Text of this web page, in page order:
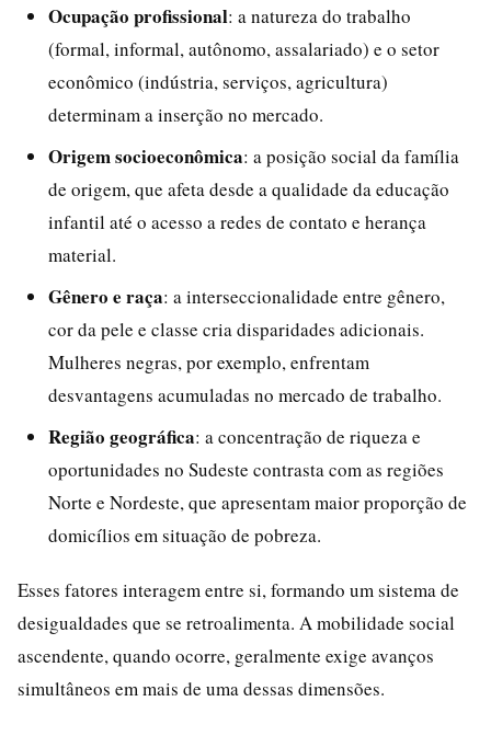
Ocupação profissional: a natureza do trabalho
(formal, informal, autônomo, assalariado) e o setor
econômico (indústria, serviços, agricultura)
determinam a inserção no mercado.
Origem socioeconômica: a posição social da família
de origem, que afeta desde a qualidade da educação
infantil até o acesso a redes de contato e herança
material.
Gênero e raça: a interseccionalidade entre gênero,
cor da pele e classe cria disparidades adicionais.
Mulheres negras, por exemplo, enfrentam
desvantagens acumuladas no mercado de trabalho.
Região geográfica: a concentração de riqueza e
oportunidades no Sudeste contrasta com as regiões
Norte e Nordeste, que apresentam maior proporção de
domicílios em situação de pobreza.
Esses fatores interagem entre si, formando um sistema de
desigualdades que se retroalimenta. A mobilidade social
ascendente, quando ocorre, geralmente exige avanços
simultâneos em mais de uma dessas dimensões.